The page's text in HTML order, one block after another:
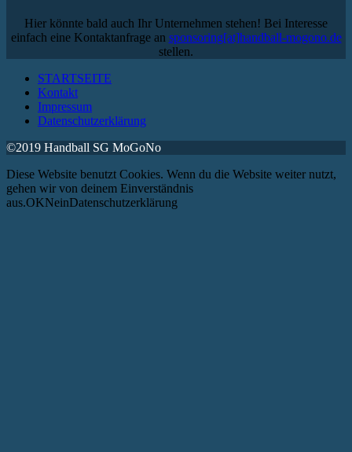
Hier könnte bald auch Ihr Unternehmen stehen! Bei Interesse
einfach eine Kontaktanfrage an sponsoring[at]handball-mogono.de
stellen.
STARTSEITE
Kontakt
Impressum
Datenschutzerklärung
©2019 Handball SG MoGoNo
Diese Website benutzt Cookies. Wenn du die Website weiter nutzt,
gehen wir von deinem Einverständnis
aus.OKNeinDatenschutzerklärung